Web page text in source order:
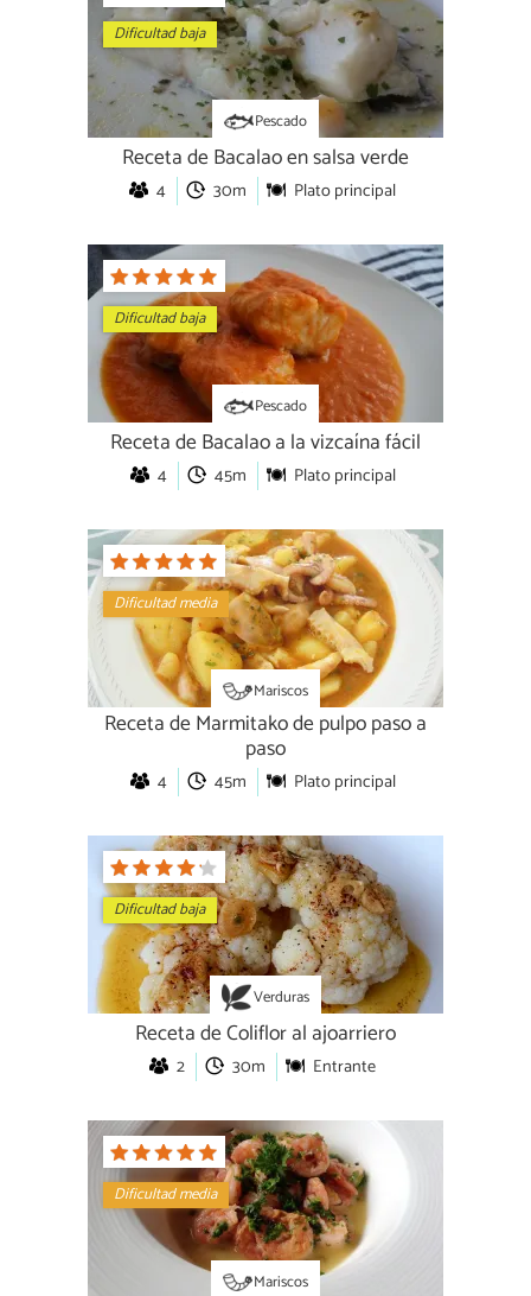
Dificultad baja
Pescado
Receta de Bacalao en salsa verde
4 30m Plato principal
Dificultad baja
Pescado
Receta de Bacalao a la vizcaína fácil
4 45m Plato principal
Dificultad media
Mariscos
Receta de Marmitako de pulpo paso a
paso
4 45m Plato principal
Dificultad baja
Verduras
Receta de Coliflor al ajoarriero
2 30m Entrante
Dificultad media
Mariscos